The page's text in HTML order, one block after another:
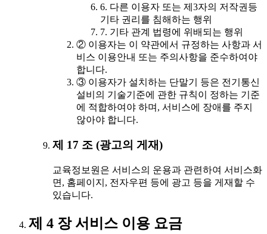
6. 다른 이용자 또는 제3자의 저작권등
기타 권리를 침해하는 행위
7. 기타 관계 법령에 위배되는 행위
② 이용자는 이 약관에서 규정하는 사항과 서
비스 이용안내 또는 주의사항을 준수하여야
합니다.
③ 이용자가 설치하는 단말기 등은 전기통신
설비의 기술기준에 관한 규칙이 정하는 기준
에 적합하여야 하며, 서비스에 장애를 주지
않아야 합니다.
제 17 조 (광고의 게재)
교육정보원은 서비스의 운용과 관련하여 서비스화
면, 홈페이지, 전자우편 등에 광고 등을 게재할 수
있습니다.
제 4 장 서비스 이용 요금